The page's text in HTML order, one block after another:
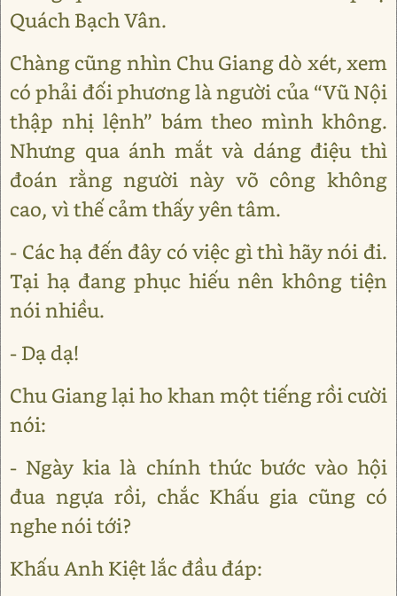
Quách Bạch Vân.
Chàng cũng nhìn Chu Giang dò xét, xem
có phải đối phương là người của “Vũ Nội
thập nhị lệnh” bám theo mình không.
Nhưng qua ánh mắt và dáng điệu thì
đoán rằng người này võ công không
cao, vì thế cảm thấy yên tâm.
- Các hạ đến đây có việc gì thì hãy nói đi.
Tại hạ đang phục hiếu nên không tiện
nói nhiều.
- Dạ dạ!
Chu Giang lại ho khan một tiếng rồi cười
nói:
- Ngày kia là chính thức bước vào hội
đua ngựa rồi, chắc Khấu gia cũng có
nghe nói tới?
Khấu Anh Kiệt lắc đầu đáp: